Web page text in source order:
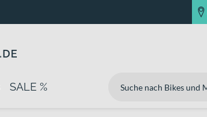
SALE %